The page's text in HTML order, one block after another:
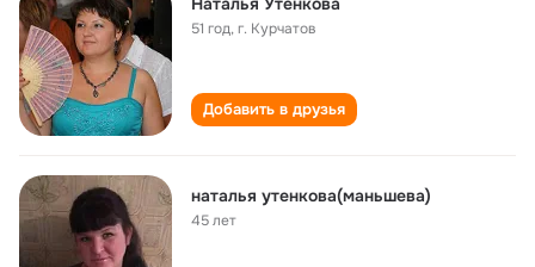
51 год,г. Курчатов
Добавить в друзья
наталья утенкова(маньшева)
45 лет